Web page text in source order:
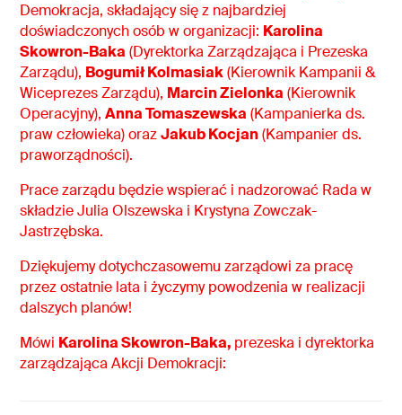
Demokracja, składający się z najbardziej
doświadczonych osób w organizacji: Karolina
Skowron-Baka (Dyrektorka Zarządzająca i Prezeska
Zarządu), Bogumił Kolmasiak(Kierownik Kampanii &
Wiceprezes Zarządu), Marcin Zielonka (Kierownik
Operacyjny),Anna Tomaszewska (Kampanierka ds.
praw człowieka) orazJakub Kocjan(Kampanier ds.
praworządności).
Prace zarządu będzie wspierać i nadzorować Rada w
składzie Julia Olszewska i Krystyna Zowczak-
Jastrzębska.
Dziękujemy dotychczasowemu zarządowi za pracę
przez ostatnie lata i życzymy powodzenia w realizacji
dalszych planów!
Mówi Karolina Skowron-Baka, prezeska i dyrektorka
zarządzająca Akcji Demokracji: